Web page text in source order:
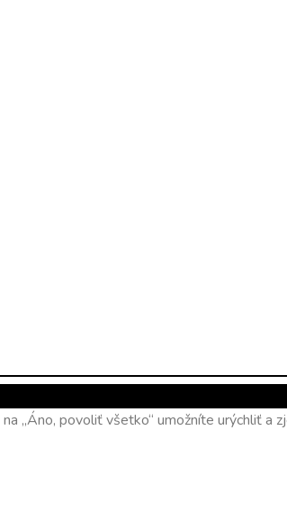
„Áno, povoliť všetko“ umožníte urýchliť a